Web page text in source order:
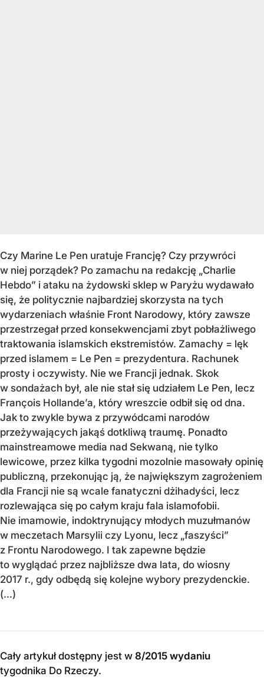
Czy Marine Le Pen uratuje Francję? Czy przywróci
w niej porządek? Po zamachu na redakcję „Charlie
Hebdo” i ataku na żydowski sklep w Paryżu wydawało
się, że politycznie najbardziej skorzysta na tych
wydarzeniach właśnie Front Narodowy, który zawsze
przestrzegał przed konsekwencjami zbyt pobłażliwego
traktowania islamskich ekstremistów. Zamachy = lęk
przed islamem = Le Pen = prezydentura. Rachunek
prosty i oczywisty. Nie we Francji jednak. Skok
w sondażach był, ale nie stał się udziałem Le Pen, lecz
François Hollande’a, który wreszcie odbił się od dna.
Jak to zwykle bywa z przywódcami narodów
przeżywających jakąś dotkliwą traumę. Ponadto
mainstreamowe media nad Sekwaną, nie tylko
lewicowe, przez kilka tygodni mozolnie masowały opinię
publiczną, przekonując ją, że największym zagrożeniem
dla Francji nie są wcale fanatyczni dżihadyści, lecz
rozlewająca się po całym kraju fala islamofobii.
Nie imamowie, indoktrynujący młodych muzułmanów
w meczetach Marsylii czy Lyonu, lecz „faszyści”
z Frontu Narodowego. I tak zapewne będzie
to wyglądać przez najbliższe dwa lata, do wiosny
2017 r., gdy odbędą się kolejne wybory prezydenckie.
(…)
Cały artykuł dostępny jest w 8/2015 wydaniu
tygodnika Do Rzeczy.